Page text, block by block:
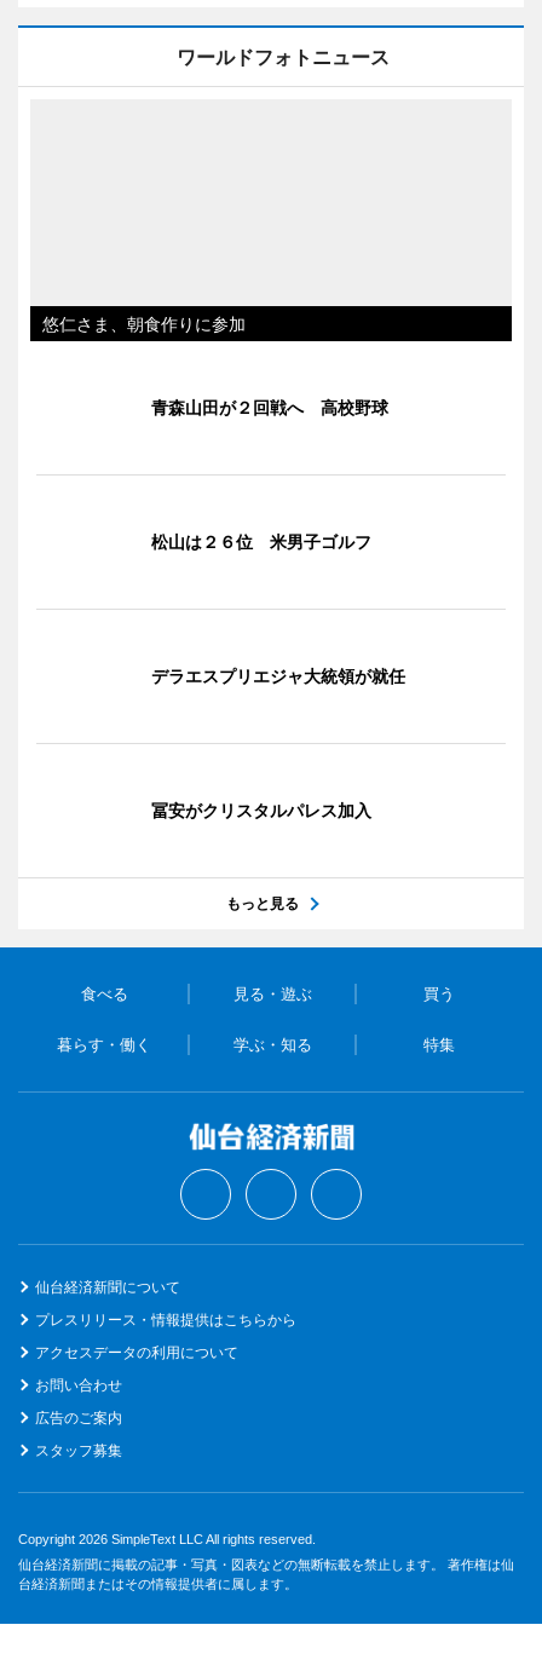
ワールドフォトニュース
悠仁さま、朝食作りに参加
青森山田が２回戦へ 高校野球
松山は２６位 米男子ゴルフ
デラエスプリエジャ大統領が就任
冨安がクリスタルパレス加入
もっと見る
食べる 見る・遊ぶ 買う
暮らす・働く 学ぶ・知る 特集
仙台経済新聞について
プレスリリース・情報提供はこちらから
アクセスデータの利用について
お問い合わせ
広告のご案内
スタッフ募集
Copyright 2026 SimpleText LLC All rights reserved.
仙台経済新聞に掲載の記事・写真・図表などの無断転載を禁止します。 著作権は仙
台経済新聞またはその情報提供者に属します。